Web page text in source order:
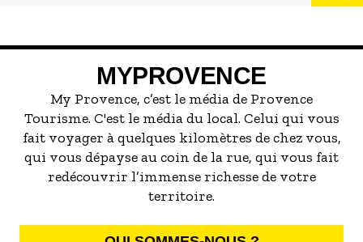
peut d'ailleurs vite être submergé·e par la
servir la meilleure...
MYPROVENCE
My Provence, c’est le média de Provence
Tourisme. C'est le média du local. Celui qui vous
fait voyager à quelques kilomètres de chez vous,
qui vous dépayse au coin de la rue, qui vous fait
redécouvrir l’immense richesse de votre
territoire.